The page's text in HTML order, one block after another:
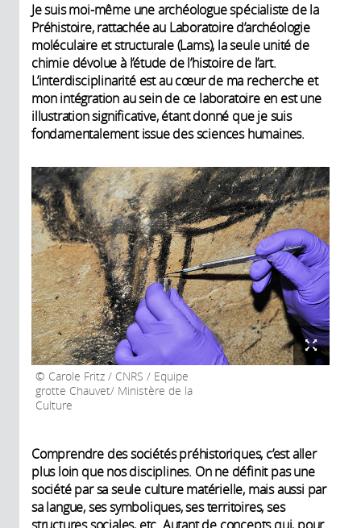
Je suis moi-même une archéologue spécialiste de la
Préhistoire, rattachée au Laboratoire d’archéologie
moléculaire et structurale (Lams), la seule unité de
chimie dévolue à l’étude de l’histoire de l’art.
L’interdisciplinarité est au cœur de ma recherche et
mon intégration au sein de ce laboratoire en est une
illustration significative, étant donné que je suis
fondamentalement issue des sciences humaines.
Carole Fritz / CNRS / Equipe
grotte Chauvet/ Ministère de la
Culture
Comprendre des sociétés préhistoriques, c’est aller
plus loin que nos disciplines. On ne définit pas une
société par sa seule culture matérielle, mais aussi par
sa langue, ses symboliques, ses territoires, ses